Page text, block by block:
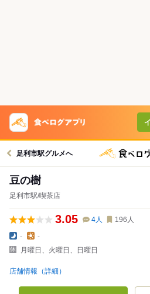
足利市駅グルメへ
豆の樹
足利市駅/喫茶店
3.05 4人 196 人
-
-
月曜日、火曜日、日曜日
店舗情報（詳細）